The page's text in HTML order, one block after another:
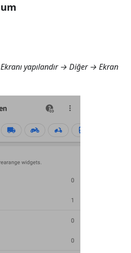
yapılandır → Diğer → Ekran